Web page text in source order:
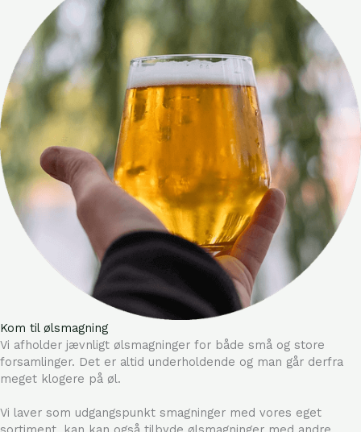
Kom til ølsmagning
Vi afholder jævnligt ølsmagninger for både små og store
forsamlinger. Det er altid underholdende og man går derfra
meget klogere på øl.
Vi laver som udgangspunkt smagninger med vores eget